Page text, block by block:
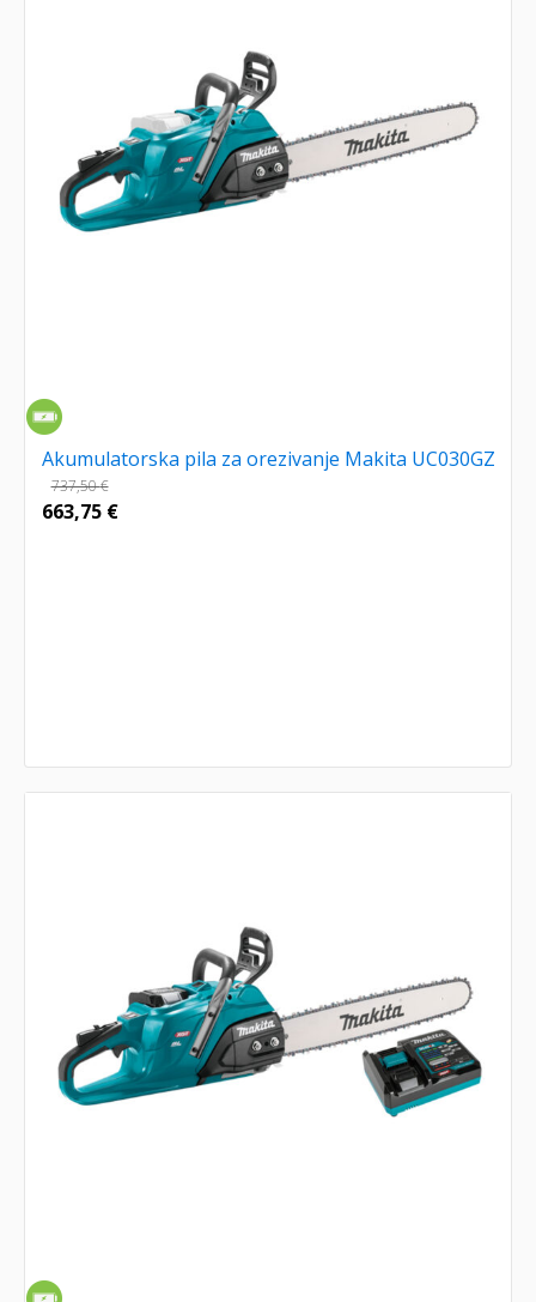
Akumulatorska pila za orezivanje Makita UC030GZ
737,50€
663,75 €